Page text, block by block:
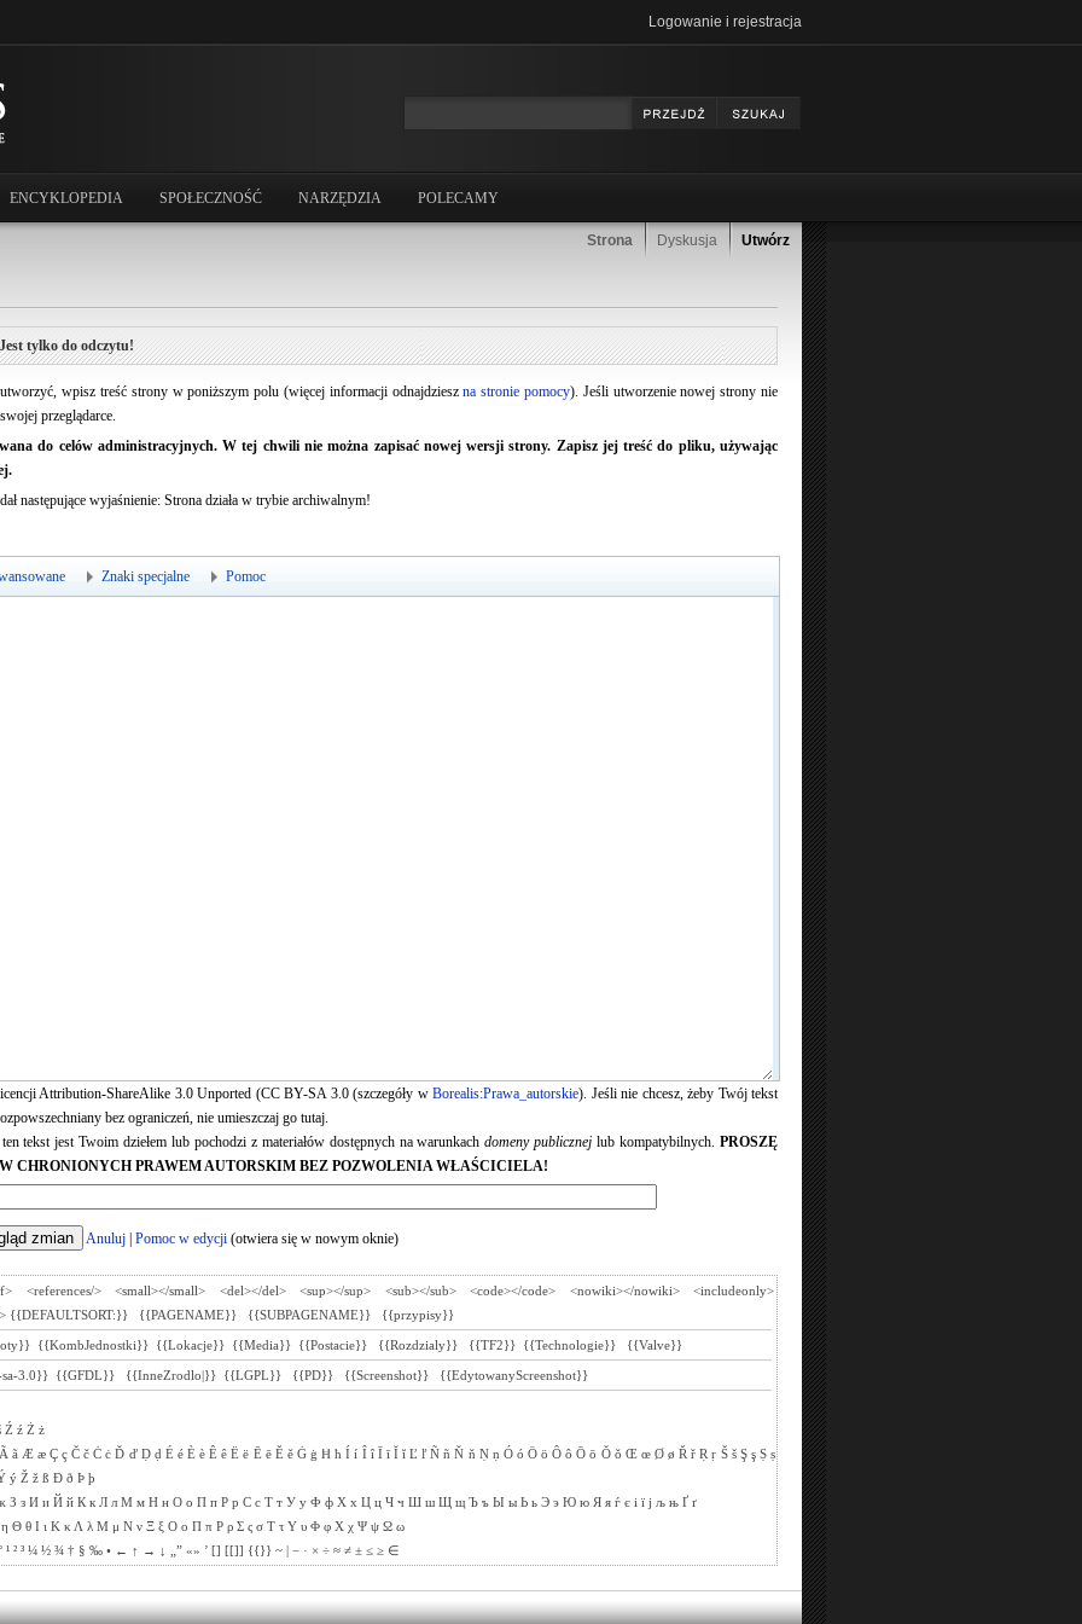
Logowanie i rejestracja
ENCYKLOPEDIA SPOŁECZNOŚĆ NARZĘDZIA POLECAMY
Strona Dyskusja Utwórz
tylko do odczytu!
wpisz treść strony w poniższym polu (więcej informacji odnajdzieszna stronie pomocy). Jeśli utworzenie nowej strony nie
przeglądarce.
do celów administracyjnych. W tej chwili nie można zapisać nowej wersji strony. Zapisz jej treść do pliku, używając
następujące wyjaśnienie: Strona działa w trybie archiwalnym!
Znaki specjalne Pomoc
Attribution-ShareAlike 3.0 Unported (CC BY-SA 3.0 (szczegóły wBorealis:Prawa_autorskie). Jeśli nie chcesz, żeby Twój tekst
bez ograniczeń, nie umieszczaj go tutaj.
tekst jest Twoim dziełem lub pochodzi z materiałów dostępnych na warunkachdomeny publicznej lub kompatybilnych.PROSZĘ
CHRONIONYCH PRAWEM AUTORSKIM BEZ POZWOLENIA WŁAŚCICIELA!
Anuluj Pomoc w edycji (otwiera się w nowym oknie)
<references/> <small></small> <del></del> <sup></sup> <sub></sub> <code></code> <nowiki></nowiki>
<includeonly>
{{DEFAULTSORT:}} {{PAGENAME}} {{SUBPAGENAME}} {{przypisy}}
{{KombJednostki}} {{Lokacje}} {{Media}} {{Postacie}} {{Rozdzialy}} {{TF2}} {{Technologie}} {{Valve}}
3.0}} {{GFDL}} {{InneZrodlo|}} {{LGPL}} {{PD}} {{Screenshot}} {{EdytowanyScreenshot}}
Ź ź Ż ż
ã Æ æ Ç ç Č č Ċ ċ Ď ď Ḍ ḍ É é È è Ê ê Ë ë Ē ē Ě ě Ġ ġ Ħ ħ Í í Î î Ī ī Ĭ ĭ Ľ ľ Ñ ñ Ň ň Ṇ ṇ Ó ó Ö ö Ô ô Ō ō Ǒ ǒ Œ œ Ø ø Ř ř Ṛ ṛ Š š Ş ş Ṣ ṣ
ý Ž ž ß Ð ð Þ þ
З з И и Й й К к Л л М м Н н О о П п Р р С с Т т У у Ф ф Х х Ц ц Ч ч Ш ш Щ щ Ъ ъ Ы ы Ь ь Э э Ю ю Я я ѓ є і ї ј љ њ Ґ ґ
η Θ θ Ι ι Κ κΛ λ Μ μ Ν ν Ξ ξ Ο ο Π π Ρ ρ Σ ς σ Τ τ Υ υ Φ φ Χ χ Ψ ψ Ω ω
¹ ² ³ ¼ ½ ¾ † § ‰ • ← ↑ → ↓ „” «» ’ [] [[]] {{}} ~ − · × ÷ ≈ ≠ ± ≤ ≥ ∈